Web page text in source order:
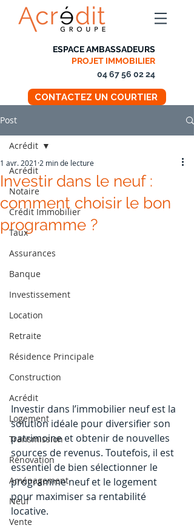
ESPACE AMBASSADEURS
PROJET IMMOBILIER
04 67 56 02 24
CONTACTEZ UN COURTIER
Post
Acrédit
Notaire
Crédit Immobilier
Taux
Assurances
Banque
Investissement
Location
Retraite
Résidence Principale
Construction
Acrédit
Logement
Transmission
Rénovation
Aménagement
Neuf
Vente
Acrédit
Investir dans le neuf :
comment choisir le bon
programme ?
1 avr. 2021 2 min de lecture
Investir dans l’immobilier neuf est la
solution idéale pour diversifier son
patrimoine et obtenir de nouvelles
sources de revenus. Toutefois, il est
essentiel de bien sélectionner le
programme neuf et le logement
pour maximiser sa rentabilité
locative.